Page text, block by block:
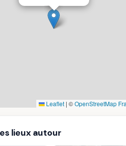
Leaflet | ©OpenStreetMap
lieux autour